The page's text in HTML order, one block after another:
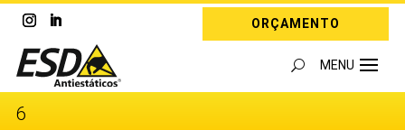
ORÇAMENTO
6